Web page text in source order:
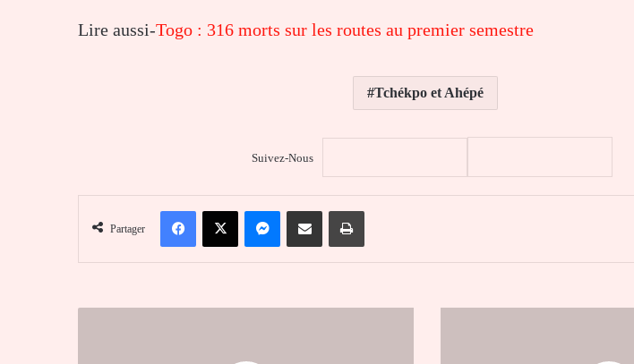
Lire aussi-Togo : 316 morts sur les routes au premier semestre
Tchékpo et Ahépé
Suivez-Nous
Partager
FacebookX MessengerPartager par email Imprimer